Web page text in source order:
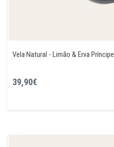
Vela Natural - Limão & Erva Príncipe
39,90€